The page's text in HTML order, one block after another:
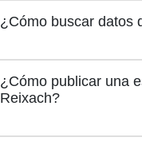
¿Cómo buscar datos
¿Cómo publicar una
Reixach?